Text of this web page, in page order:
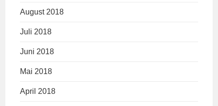
August 2018
Juli 2018
Juni 2018
Mai 2018
April 2018